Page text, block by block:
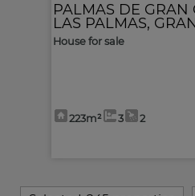
PALMAS DE GRAN
LAS PALMAS,
House for sale
223m² 3 2